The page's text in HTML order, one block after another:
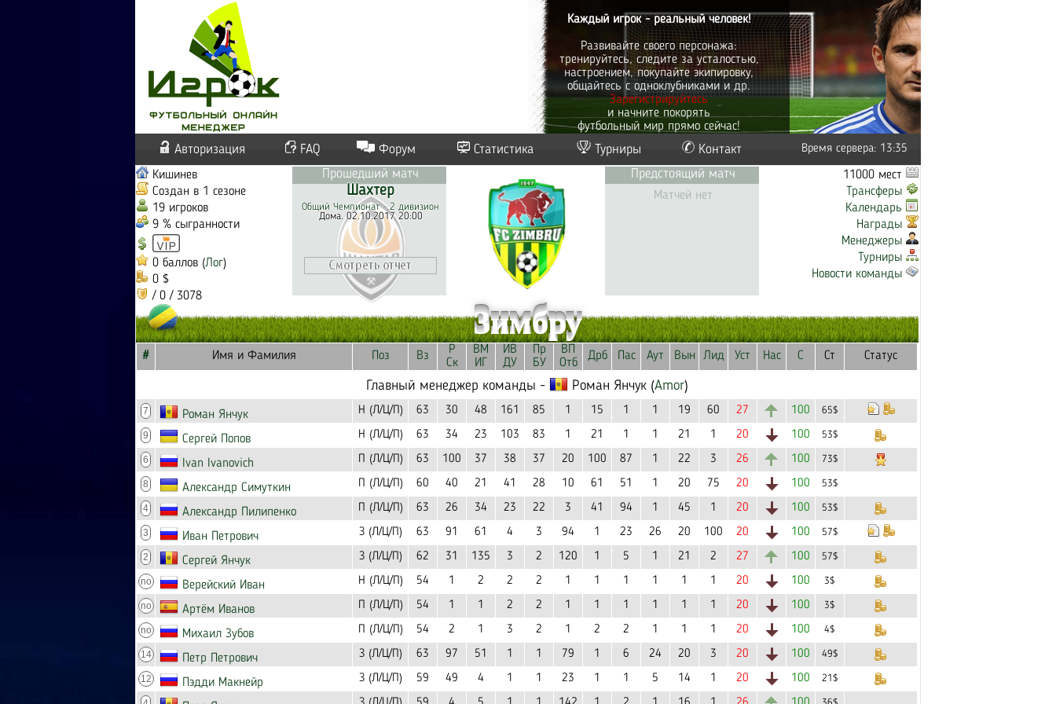
Каждый игрок - реальный человек!
Развивайте своего персонажа:
тренируйтесь, следите за усталостью,
настроением, покупайте экипировку,
общайтесь с одноклубниками и др.
Зарегистрируйтесь
и начните покорять
футбольный мир прямо сейчас!
Авторизация FAQ Форум Статистика Турниры Контакт Время сервера: 13:35
Кишинев
Создан в 1 сезоне
19 игроков
9 % сыгранности
0 баллов (Лог)
0 $
/ 0 / 3078
Прошедший матч
Шахтер
Общий Чемпионат - 2 дивизион
Дома. 02.10.2017 20:00
Предстоящий матч
Матчей нет
11000 мест
Трансферы
Календарь
Награды
Менеджеры
Турниры
Новости команды
Зимбру
# Имя и Фамилия Поз Вз
Р
Ск
ВМ
ИГ
ИВ
ДУ
Пр
БУ
ВП
Отб
Дрб Пас Аут Вын Лид Уст Нас С Ст Статус
Главный менеджер команды - Роман Янчук (Amor)
7 Роман Янчук Н (Л/Ц/П) 63 30 48 161 85 1 15 1 1 19 60 27 100 65$
9 Сергей Попов Н (Л/Ц/П) 63 34 23 103 83 1 21 1 1 21 1 20 100 53$
6 Ivan Ivanovich П (Л/Ц/П) 63 100 37 38 37 20 100 87 1 22 3 26 100 73$
8 Александр Симуткин П (Л/Ц/П) 60 40 21 41 28 10 61 51 1 20 75 20 100 53$
4 Александр Пилипенко П (Л/Ц/П) 63 26 34 23 22 3 41 94 1 45 1 20 100 53$
3 Иван Петрович З (Л/Ц/П) 63 91 61 4 3 94 1 23 26 20 100 20 100 57$
2 Сергей Янчук З (Л/Ц/П) 62 31 135 3 2 120 1 5 1 21 2 27 100 57$
no Верейский Иван Н (Л/Ц/П) 54 1 2 2 2 1 1 1 1 1 1 20 100 3$
no Артём Иванов П (Л/Ц/П) 54 1 1 2 2 1 1 1 1 1 1 20 100 3$
no Михаил Зубов П (Л/Ц/П) 54 2 1 3 2 1 2 2 1 1 1 20 100 4$
14 Петр Петрович З (Л/Ц/П) 63 97 51 1 1 79 1 6 24 20 3 20 100 49$
12 Пэдди Макнейр З (Л/Ц/П) 59 49 4 1 1 23 1 1 5 14 1 20 100 21$